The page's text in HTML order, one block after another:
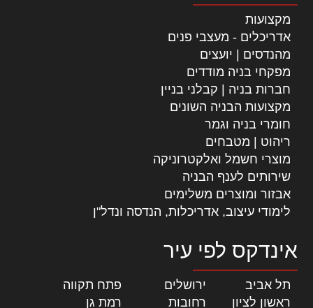
מקצועות
אדריכלים - מעצבי פנים
מהנדסים | יועצים
מפקחי בניה מודדים
חברות בניה | קבלני בניין
מקצועות הבניה השונים
חומרי בניה וגמר
ריהוט | מטבחים
מוצרי חשמל ואלקטרוניקה
שירותים לענף הבניה
אבזור ומוצרים משלימים
לימודי עיצוב, אדריכלות, הנדסה ונדל"ן
אינדקס לפי עיר
תל אביב ירושלים פתח תקווה
ראשון לציון
רחובות רמת גן